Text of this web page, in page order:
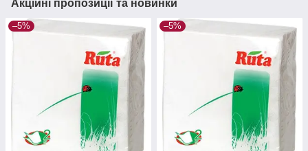
Акційні пропозиції та новинки
–5% –5%